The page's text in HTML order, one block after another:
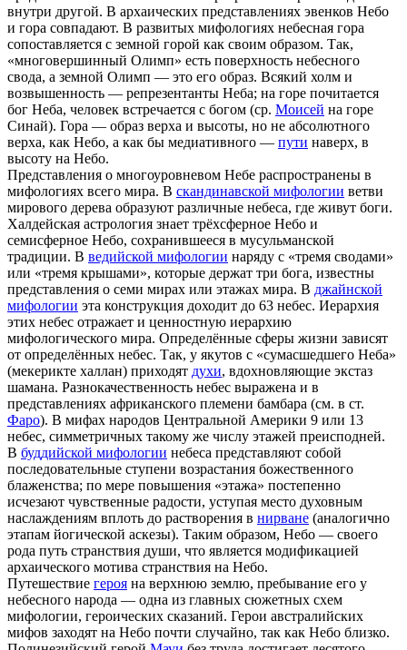
внутри другой. В архаических представлениях эвенков Небо
и гора совпадают. В развитых мифологиях небесная гора
сопоставляется с земной горой как своим образом. Так,
«многовершинный Олимп» есть поверхность небесного
свода, а земной Олимп — это его образ. Всякий холм и
возвышенность — репрезентанты Неба; на горе почитается
бог Неба, человек встречается с богом (ср. Моисей на горе
Синай). Гора — образ верха и высоты, но не абсолютного
верха, как Небо, a как бы медиативного — пути наверх, в
высоту на Небо.
Представления о многоуровневом Небе распространены в
мифологиях всего мира. В скандинавской мифологии ветви
мирового дерева образуют различные небеса, где живут боги.
Халдейская астрология знает трёхсферное Небо и
семисферное Небо, сохранившееся в мусульманской
традиции. В ведийской мифологии наряду с «тремя сводами»
или «тремя крышами», которые держат три бога, известны
представления о семи мирах или этажах мира. В джайнской
мифологии эта конструкция доходит до 63 небес. Иерархия
этих небес отражает и ценностную иерархию
мифологического мира. Определённые сферы жизни зависят
от определённых небес. Так, у якутов с «сумасшедшего Неба»
(мекерикте халлан) приходят духи, вдохновляющие экстаз
шамана. Разнокачественность небес выражена и в
представлениях африканского племени бамбара (см. в ст.
Фаро). В мифах народов Центральной Америки 9 или 13
небес, симметричных такому же числу этажей преисподней.
В буддийской мифологии небеса представляют собой
последовательные ступени возрастания божественного
блаженства; по мере повышения «этажа» постепенно
исчезают чувственные радости, уступая место духовным
наслаждениям вплоть до растворения в нирване (аналогично
этапам йогической аскезы). Таким образом, Небо — своего
рода путь странствия души, что является модификацией
архаического мотива странствия на Небо.
Путешествие героя на верхнюю землю, пребывание его у
небесного народа — одна из главных сюжетных схем
мифологии, героических сказаний. Герои австралийских
мифов заходят на Небо почти случайно, так как Небо близко.